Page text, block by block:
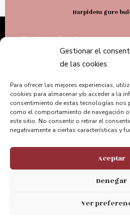
Gestionar el
de las cookies
Para ofrecer las mejores experiencias,
cookies para almacenar y/o acceder a la
consentimiento de estas tecnologías nos
como el comportamiento de navegación
este sitio. No consentir o retirar el
negativamente a ciertas características y
Aceptar
Denegar
Ver
Harpidetu gure
Acepto el Aviso
Informazio gehiago,
gurekin harremanetan